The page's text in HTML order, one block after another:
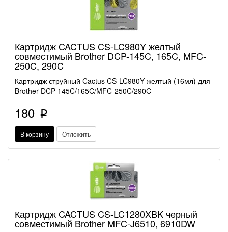
Картридж CACTUS CS-LC980Y желтый
совместимый Brother DCP-145C, 165C, MFC-
250C, 290C
Картридж струйный Cactus CS-LC980Y желтый (16мл) для
Brother DCP-145C/165C/MFC-250C/290C
180 p
В корзину Отложить
Картридж CACTUS CS-LC1280XBK черный
совместимый Brother MFC-J6510, 6910DW